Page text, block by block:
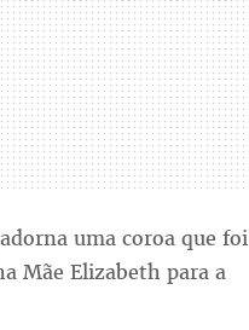
uma coroa que foi
Mãe Elizabeth para a